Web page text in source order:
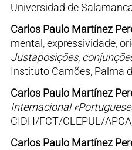
Universidad de
Carlos Paulo Martínez
mental, expressividade,
Justaposições,
Instituto Camões, Palma
Carlos Paulo Martínez
Internacional
CIDH/FCT/CLEPUL/
Carlos Paulo Martínez